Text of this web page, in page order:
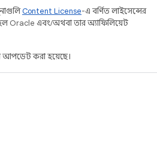
Content License-এ বর্ণিত লাইসেন্সের
Oracle এবং/অথবা তার অ্যাফিলিয়েট
করা হয়েছে।